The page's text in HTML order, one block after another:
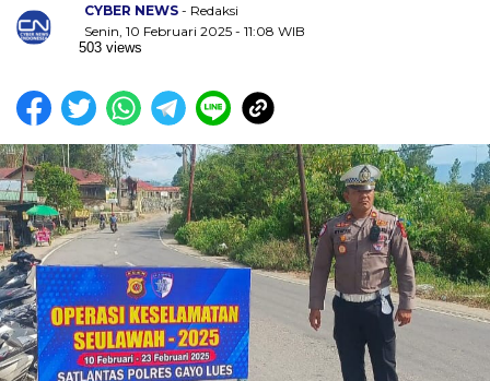
CYBER NEWS - Redaksi
Senin, 10 Februari 2025 - 11:08 WIB
503 views